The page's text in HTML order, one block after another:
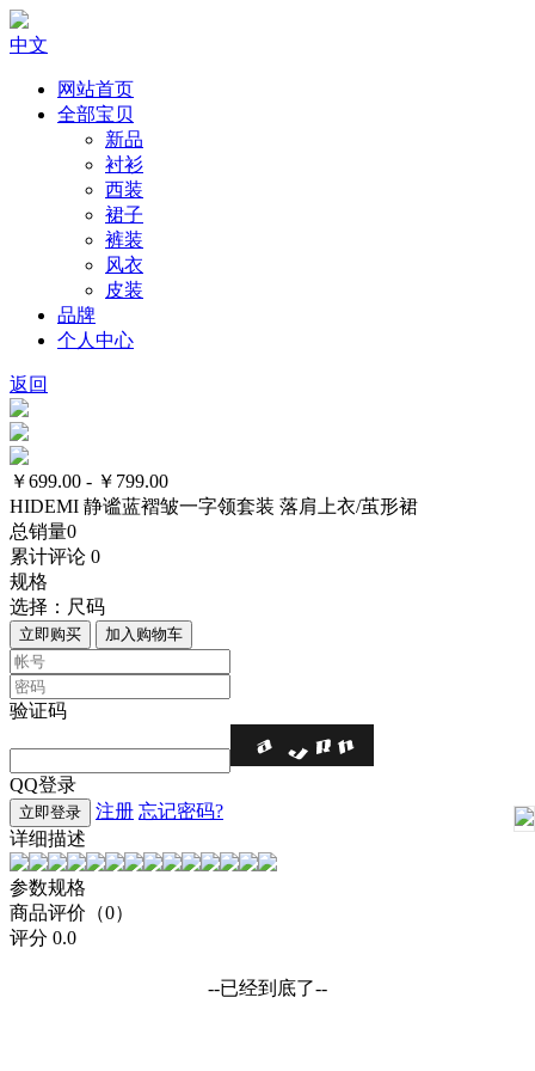
中文
网站首页
全部宝贝
新品
衬衫
西装
裙子
裤装
风衣
皮装
品牌
个人中心
返回
￥699.00 - ￥799.00
HIDEMI 静谧蓝褶皱一字领套装 落肩上衣/茧形裙
总销量0
累计评论 0
规格
选择： 尺码
立即购买 加入购物车
验证码
QQ登录
立即登录 注册 忘记密码?
详细描述
参数规格
商品评价（0）
评分 0.0
--已经到底了--